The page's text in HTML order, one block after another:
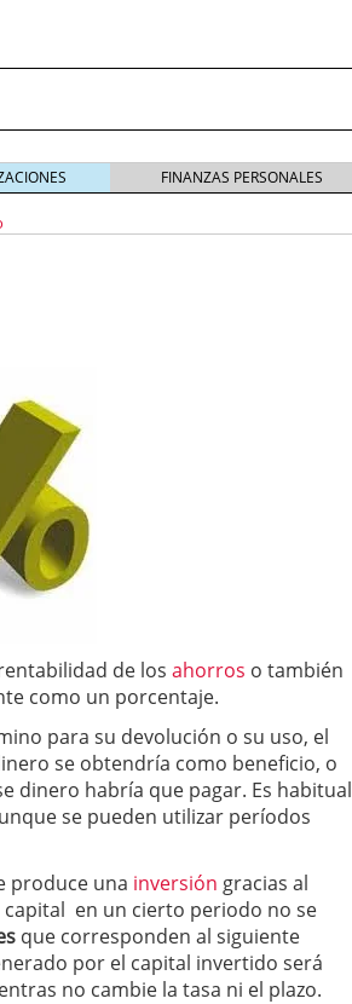
Colombia
mayo 30, 2013
FINANZAS PERSONALES
de los ahorros o también
como un porcentaje.
para su devolución o su uso, el
se obtendría como beneficio, o
dinero habría que pagar. Es habitual
se pueden utilizar períodos
produce una inversión gracias al
en un cierto periodo no se
que corresponden al siguiente
por el capital invertido será
no cambie la tasa ni el plazo.